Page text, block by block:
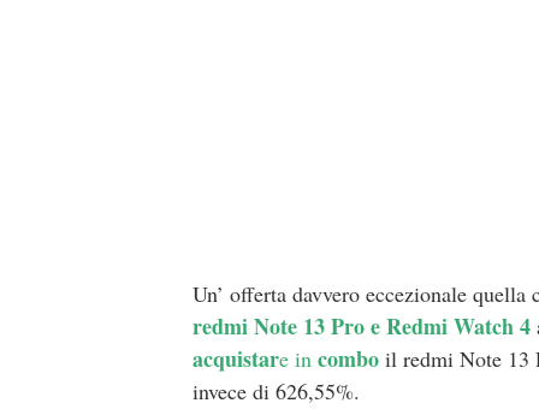
Un’ offerta davvero eccezionale
redmi Note 13 Pro e Redmi Watch 4
acquistare in combo il redmi Note 13
invece di 626,55%.